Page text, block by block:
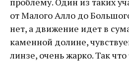
от Малого Алло до
нет, а движение идет в
каменной долине,
линзе, очень жарко. Так